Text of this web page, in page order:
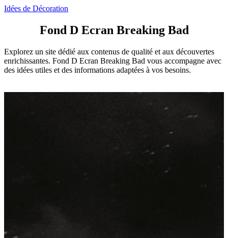
Idées de Décoration
Fond D Ecran Breaking Bad
Explorez un site dédié aux contenus de qualité et aux découvertes
enrichissantes. Fond D Ecran Breaking Bad vous accompagne avec
des idées utiles et des informations adaptées à vos besoins.